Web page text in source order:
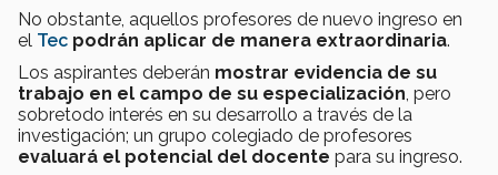
No obstante, aquellos profesores de nuevo ingreso en
el Tec podrán aplicar de manera extraordinaria.
Los aspirantes deberán mostrar evidencia de su
trabajo en el campo de su especialización, pero
sobretodo interés en su desarrollo a través de la
investigación; un grupo colegiado de profesores
evaluará el potencial del docente para su ingreso.